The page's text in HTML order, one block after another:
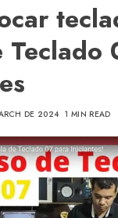
Teclado
DE 2024 1 MIN READ